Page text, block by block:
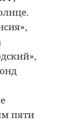
пяти